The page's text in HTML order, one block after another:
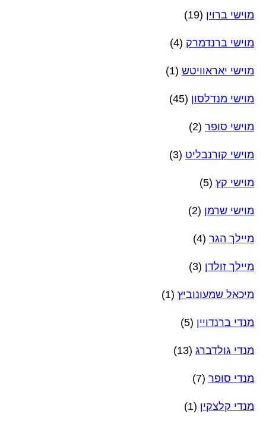
מוישי ברוין (19)
מוישי ברנדמרק (4)
מוישי יאראוויטש (1)
מוישי מנדלסון (45)
מוישי סופר (2)
מוישי קורנבליט (3)
מוישי קץ (5)
מוישי שרמן (2)
מיילך הגר (4)
מיילך זולדן (3)
מיכאל שמעונוביץ (1)
מנדי ברנדויין (5)
מנדי גולדברג (13)
מנדי סופר (7)
מנדי קלצקין (1)